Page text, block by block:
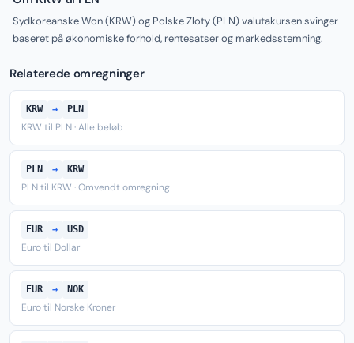
Sydkoreanske Won (KRW) og Polske Zloty (PLN) valutakursen svinger
baseret på økonomiske forhold, rentesatser og markedsstemning.
Relaterede omregninger
KRW → PLN
KRW til PLN · Alle beløb
PLN → KRW
PLN til KRW · Omvendt omregning
EUR → USD
Euro til Dollar
EUR → NOK
Euro til Norske Kroner